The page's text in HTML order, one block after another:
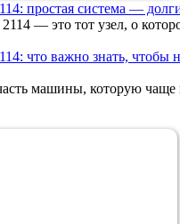
простая система —
— это тот узел, о
что важно знать, чтобы
машины, которую чаще